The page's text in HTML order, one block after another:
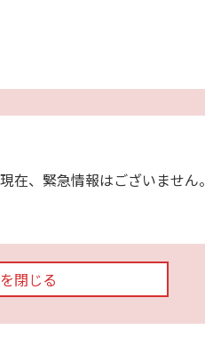
現在、緊急情報はございません。
閉じる